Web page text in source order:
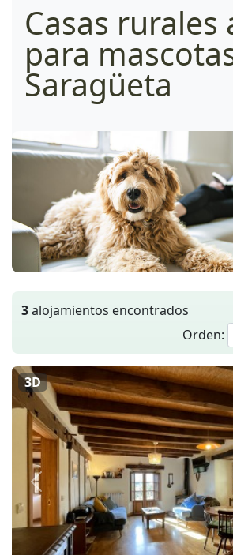
Casas rurales
para
Saragüeta
3alojamientos encontrados
Orden:
Anterior
3D